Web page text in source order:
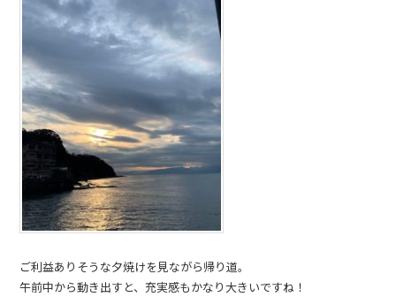
ご利益ありそうな夕焼けを見ながら帰り道。
午前中から動き出すと、充実感もかなり大きいですね！